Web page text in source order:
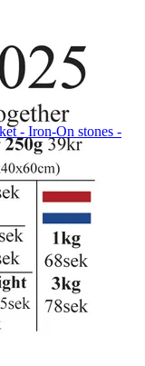
- Iron-On stones -